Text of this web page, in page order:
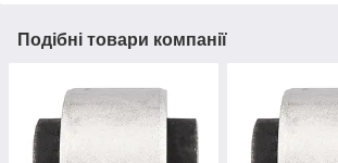
Подібні товари компанії